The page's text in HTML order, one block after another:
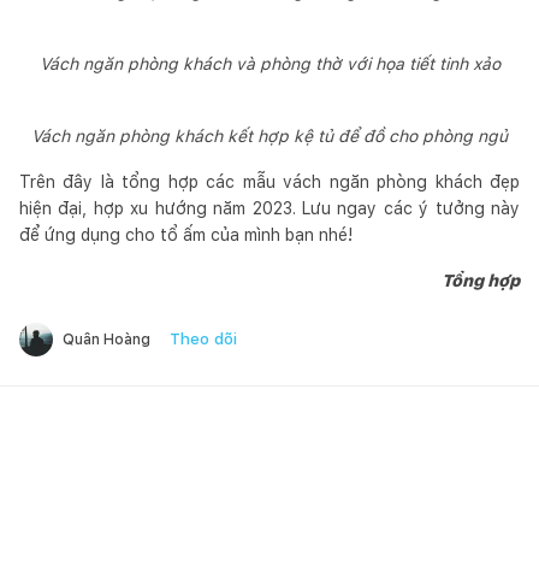
Vách ngăn phòng khách và phòng thờ với họa tiết tinh xảo
Vách ngăn phòng khách kết hợp kệ tủ để đồ cho phòng ngủ
Trên đây là tổng hợp các mẫu vách ngăn phòng khách đẹp
hiện đại, hợp xu hướng năm 2023. Lưu ngay các ý tưởng này
để ứng dụng cho tổ ấm của mình bạn nhé!
Tổng hợp
Quân Hoàng Theo dõi